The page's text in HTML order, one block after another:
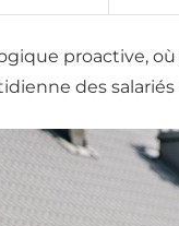
proactive,
des salariés